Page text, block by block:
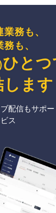
務も、
も、
ひとつ
します
配信もサポー
ス